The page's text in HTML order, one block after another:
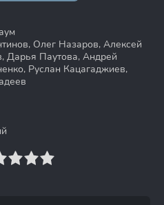
Олег Назаров, Алексей
Дарья Паутова, Андрей
Руслан Кацагаджиев,